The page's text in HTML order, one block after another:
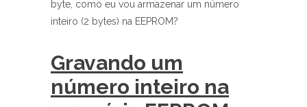
byte, como eu vou armazenar um número
inteiro (2 bytes) na EEPROM?
Gravando um
número inteiro na